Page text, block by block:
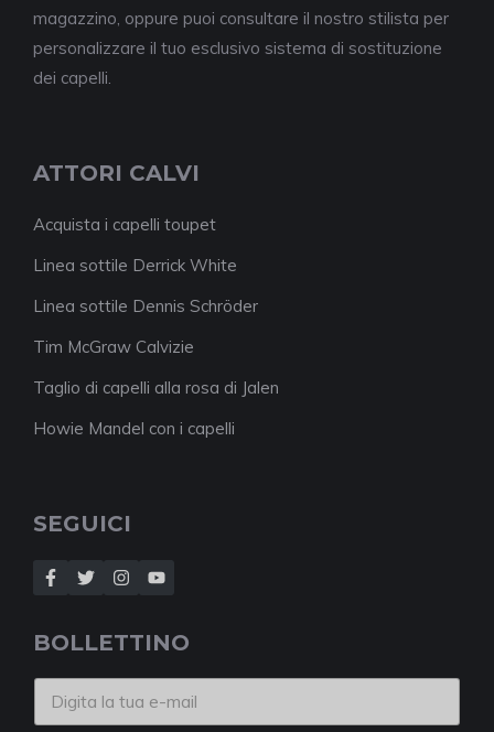
magazzino, oppure puoi consultare il nostro stilista per
personalizzare il tuo esclusivo sistema di sostituzione
dei capelli.
ATTORI CALVI
Acquista i capelli toupet
Linea sottile Derrick White
Linea sottile Dennis Schröder
Tim McGraw Calvizie
Taglio di capelli alla rosa di Jalen
Howie Mandel con i capelli
SEGUICI
BOLLETTINO